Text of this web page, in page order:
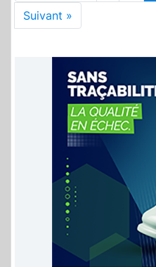
Suivant »